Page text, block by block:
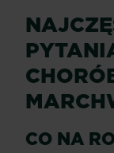
CO NA